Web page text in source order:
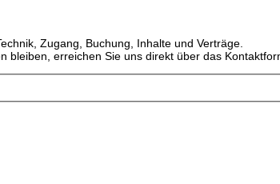
Zugang, Buchung, Inhalte und Verträge.
erreichen Sie uns direkt über das